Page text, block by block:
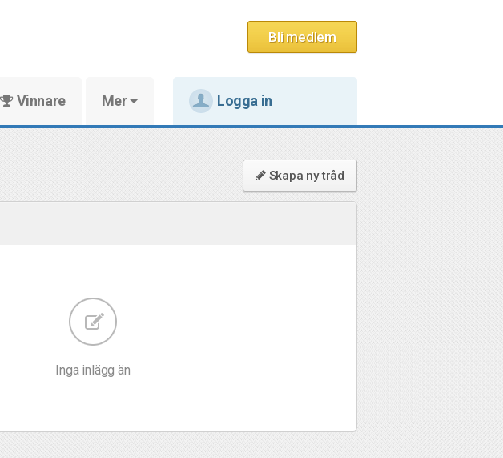
Bli medlem
Vinnare Mer Logga in
Skapa ny tråd
Inga inlägg än